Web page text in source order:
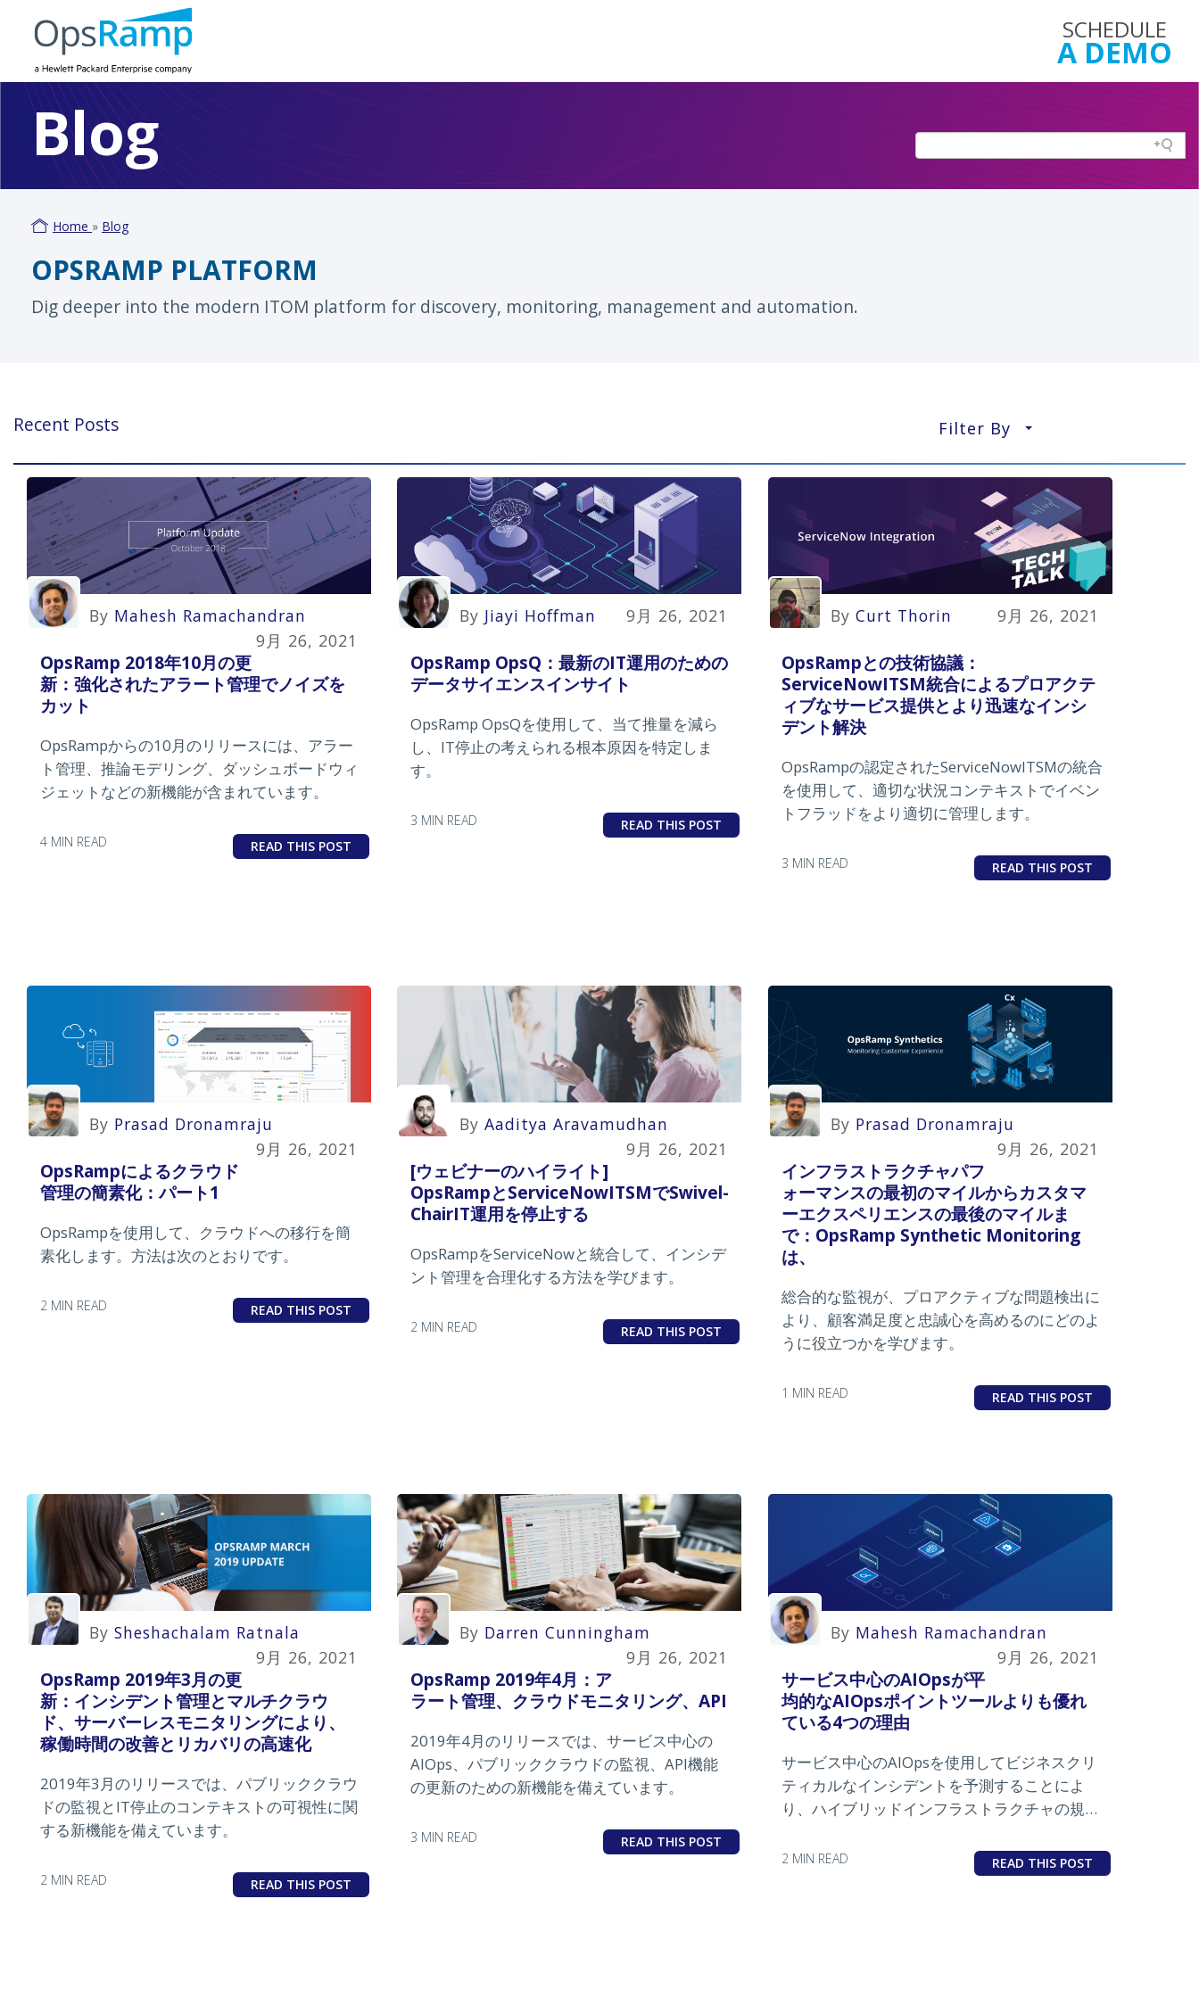
SCHEDULE
A DEMO
Blog
Home » Blog
OPSRAMP PLATFORM
Dig deeper into the modern ITOM platform for discovery, monitoring, management and automation.
Recent Posts Filter By
By Mahesh Ramachandran
9月 26, 2021
OpsRamp 2018年10月の更
新：強化されたアラート管理でノイズを
カット
OpsRampからの10月のリリースには、アラー
ト管理、推論モデリング、ダッシュボードウィ
ジェットなどの新機能が含まれています。
4 MIN READ READ THIS POST
By Jiayi Hoffman 9月 26, 2021
OpsRamp OpsQ：最新のIT運用のための
データサイエンスインサイト
OpsRamp OpsQを使用して、当て推量を減ら
し、IT停止の考えられる根本原因を特定しま
す。
3 MIN READ READ THIS POST
By Curt Thorin 9月 26, 2021
OpsRampとの技術協議：
ServiceNowITSM統合によるプロアクテ
ィブなサービス提供とより迅速なインシ
デント解決
OpsRampの認定されたServiceNowITSMの統合
を使用して、適切な状況コンテキストでイベン
トフラッドをより適切に管理します。
3 MIN READ READ THIS POST
By Prasad Dronamraju
9月 26, 2021
OpsRampによるクラウド
管理の簡素化：パート1
OpsRampを使用して、クラウドへの移行を簡
素化します。方法は次のとおりです。
2 MIN READ READ THIS POST
By Aaditya Aravamudhan
9月 26, 2021
[ウェビナーのハイライト]
OpsRampとServiceNowITSMでSwivel-
ChairIT運用を停止する
OpsRampをServiceNowと統合して、インシデ
ント管理を合理化する方法を学びます。
2 MIN READ READ THIS POST
By Prasad Dronamraju
9月 26, 2021
インフラストラクチャパフ
ォーマンスの最初のマイルからカスタマ
ーエクスペリエンスの最後のマイルま
で：OpsRamp Synthetic Monitoring
は、
総合的な監視が、プロアクティブな問題検出に
より、顧客満足度と忠誠心を高めるのにどのよ
うに役立つかを学びます。
1 MIN READ READ THIS POST
By Sheshachalam Ratnala
9月 26, 2021
OpsRamp 2019年3月の更
新：インシデント管理とマルチクラウ
ド、サーバーレスモニタリングにより、
稼働時間の改善とリカバリの高速化
2019年3月のリリースでは、パブリッククラウ
ドの監視とIT停止のコンテキストの可視性に関
する新機能を備えています。
2 MIN READ READ THIS POST
By Darren Cunningham
9月 26, 2021
OpsRamp 2019年4月：ア
ラート管理、クラウドモニタリング、API
2019年4月のリリースでは、サービス中心の
AIOps、パブリッククラウドの監視、API機能
の更新のための新機能を備えています。
3 MIN READ READ THIS POST
By Mahesh Ramachandran
9月 26, 2021
サービス中心のAIOpsが平
均的なAIOpsポイントツールよりも優れ
ている4つの理由
サービス中心のAIOpsを使用してビジネスクリ
ティカルなインシデントを予測することによ
り、ハイブリッドインフラストラクチャの規模
2 MIN READ READ THIS POST